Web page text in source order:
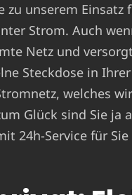
zu unserem
Strom. Auch
Netz und
Steckdose in
welches
Glück sind Sie ja
24h-Service für